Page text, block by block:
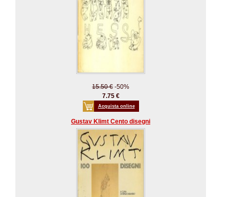
15.50 € -50%
7.75 €
Acquista online
Gustav Klimt Cento disegni